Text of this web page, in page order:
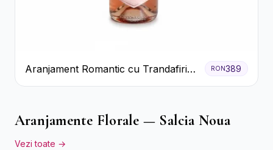
Aranjament Romantic cu Trandafiri
Roșii și Șampanie rose
RON389
Aranjamente Florale — Salcia Noua
Vezi toate →